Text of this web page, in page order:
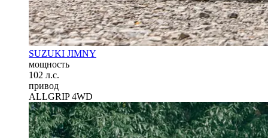
SUZUKI JIMNY
мощность
102 л.с.
привод
ALLGRIP 4WD